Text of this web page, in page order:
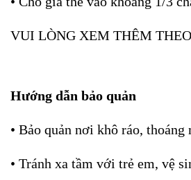
VUI LÒNG XEM THÊM
Hướng dẫn bảo quản
• Bảo quản nơi khô ráo, thoáng
• Tránh xa tầm với trẻ em, vệ